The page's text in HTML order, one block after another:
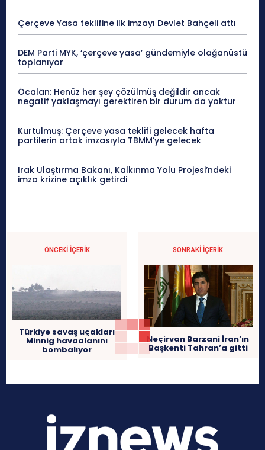
Çerçeve Yasa teklifine ilk imzayı Devlet Bahçeli attı
DEM Parti MYK, ‘çerçeve yasa’ gündemiyle olağanüstü
toplanıyor
Öcalan: Henüz her şey çözülmüş değildir ancak
negatif yaklaşmayı gerektiren bir durum da yoktur
Kurtulmuş: Çerçeve yasa teklifi gelecek hafta
partilerin ortak imzasıyla TBMM’ye gelecek
Irak Ulaştırma Bakanı, Kalkınma Yolu Projesi’ndeki
imza krizine açıklık getirdi
ÖNCEKI İÇERIK
Türkiye savaş uçakları
Minnig havaalanını
bombalıyor
SONRAKI İÇERIK
Neçirvan Barzani İran’ın
Başkenti Tahran’a gitti